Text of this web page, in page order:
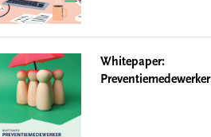
Whitepaper:
Preventiemedewerker